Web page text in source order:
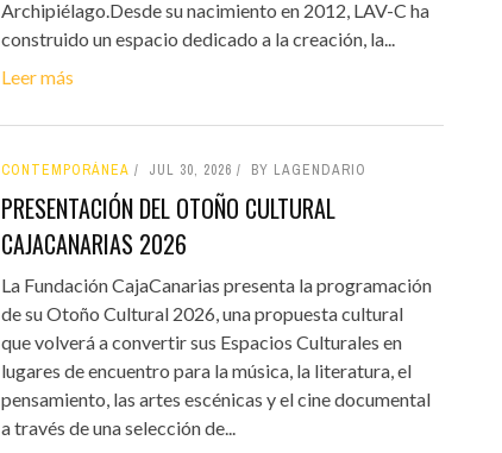
Archipiélago.Desde su nacimiento en 2012, LAV-C ha
construido un espacio dedicado a la creación, la...
Leer más
CONTEMPORÁNEA JUL 30, 2026 BY LAGENDARIO
PRESENTACIÓN DEL OTOÑO CULTURAL
CAJACANARIAS 2026
La Fundación CajaCanarias presenta la programación
de su Otoño Cultural 2026, una propuesta cultural
que volverá a convertir sus Espacios Culturales en
lugares de encuentro para la música, la literatura, el
pensamiento, las artes escénicas y el cine documental
a través de una selección de...